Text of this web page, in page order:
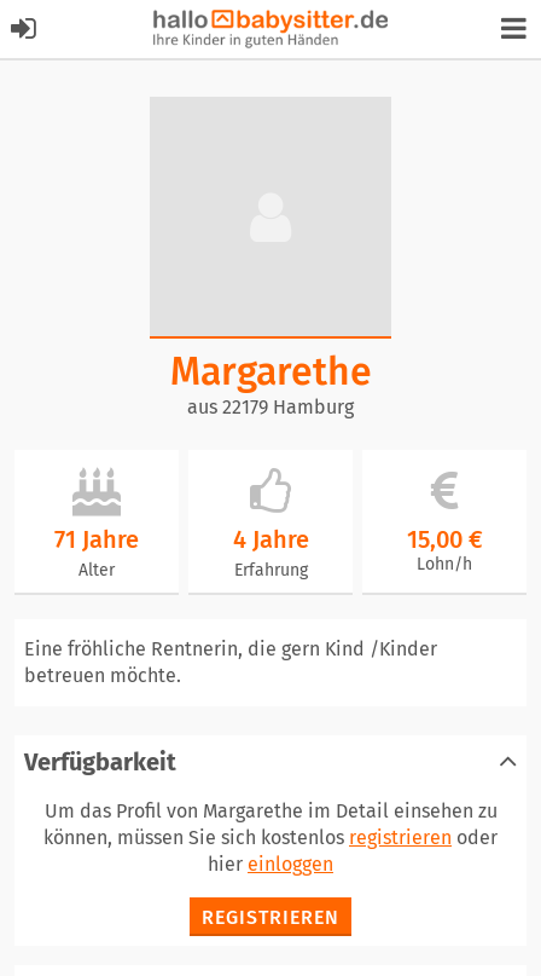
Margarethe
aus 22179 Hamburg
71 Jahre
Alter
4 Jahre
Erfahrung
15,00 €
Lohn/h
Eine fröhliche Rentnerin, die gern Kind /Kinder
betreuen möchte.
Verfügbarkeit
Um das Profil von Margarethe im Detail einsehen zu
können, müssen Sie sich kostenlos registrieren oder
hier einloggen
REGISTRIEREN